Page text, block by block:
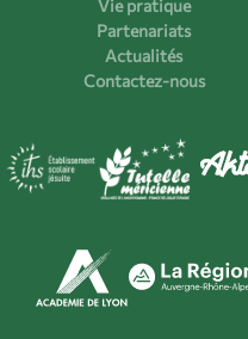
Vie pratique
Partenariats
Actualités
Contactez-nous